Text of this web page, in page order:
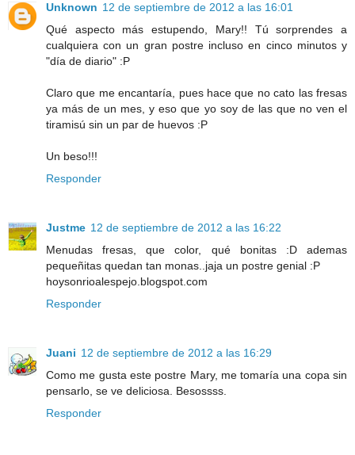
Unknown 12 de septiembre de 2012 a las 16:01
Qué aspecto más estupendo, Mary!! Tú sorprendes a
cualquiera con un gran postre incluso en cinco minutos y
"día de diario" :P
Claro que me encantaría, pues hace que no cato las fresas
ya más de un mes, y eso que yo soy de las que no ven el
tiramisú sin un par de huevos :P
Un beso!!!
Responder
Justme 12 de septiembre de 2012 a las 16:22
Menudas fresas, que color, qué bonitas :D ademas
pequeñitas quedan tan monas..jaja un postre genial :P
hoysonrioalespejo.blogspot.com
Responder
Juani 12 de septiembre de 2012 a las 16:29
Como me gusta este postre Mary, me tomaría una copa sin
pensarlo, se ve deliciosa. Besossss.
Responder